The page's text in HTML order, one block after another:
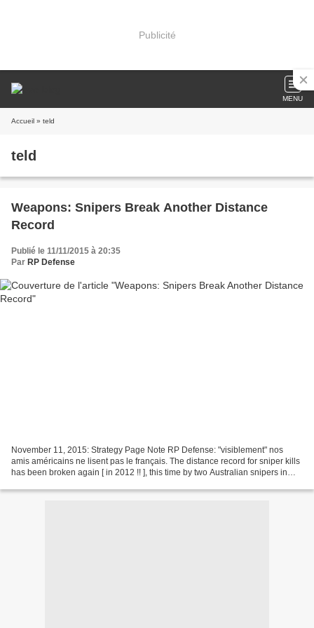
Publicité
MENU
Accueil » teld
teld
Weapons: Snipers Break Another Distance
Record
Publié le 11/11/2015 à 20:35
Par RP Defense
November 11, 2015: Strategy Page Note RP Defense: "visiblement" nos
amis américains ne lisent pas le français. The distance record for sniper kills
has been broken again [ in 2012 !! ], this time by two Australian snipers in